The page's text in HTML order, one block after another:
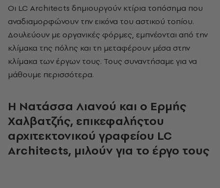
Oι LC Architects δημιουργούν κτίρια τοπόσημα που
αναδιαμορφώνουν την εικόνα του αστικού τοπίου.
Δουλεύουν με οργανικές φόρμες, εμπνέονται από την
κλίμακα της πόλης και τη μεταφέρουν μέσα στην
κλίμακα των έργων τους. Τους συναντήσαμε για να
μάθουμε περισσότερα.
Η Νατάσσα Λιανού και ο Ερμής
Χαλβατζής, επικεφαλήςτου
αρχιτεκτονικού γραφείου LC
Architects, μιλούν για το έργο τους